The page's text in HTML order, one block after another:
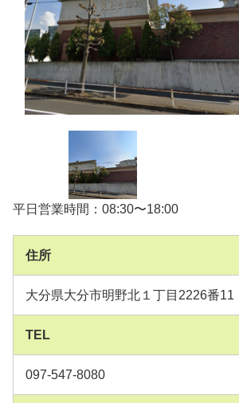
平日営業時間：08:30〜18:00
住所
大分県大分市明野北１丁目2226番11
TEL
097-547-8080